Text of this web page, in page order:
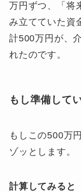
万円ずつ、「将
み立てていた資
計500万円が、
れたのです。
もし準備して
もしこの500万
ゾッとします。
計算してみると